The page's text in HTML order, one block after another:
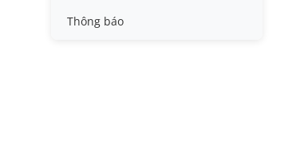
Tin đào tạo
Thông báo